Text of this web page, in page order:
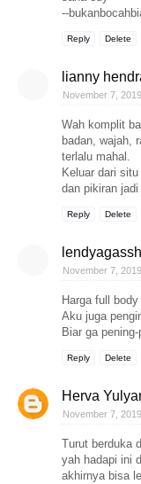
--
Reply Delete
lianny
November 7,
Wah komplit
badan, wajah,
terlalu mahal.
Keluar dari
dan pikiran
Reply Delete
November 7,
Harga full
Aku juga
Biar ga pening-
Reply Delete
Herva
November 7,
Turut berduka
yah hadapi ini
akhirnya bisa